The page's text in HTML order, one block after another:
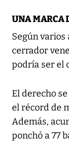
UNA MARCA
Según varios
cerrador
podría ser el
El derecho
el récord de
Además,
ponchó a 77